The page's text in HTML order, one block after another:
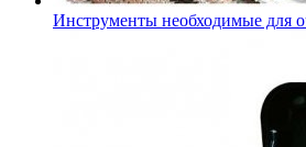
Инструменты необходимые для